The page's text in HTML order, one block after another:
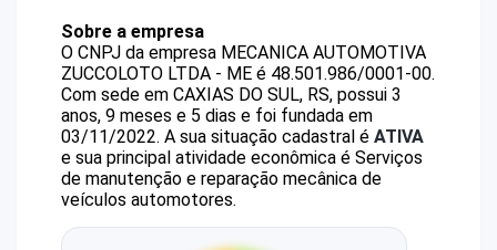
Sobre a empresa
O CNPJ da empresa MECANICA AUTOMOTIVA
ZUCCOLOTO LTDA - ME é 48.501.986/0001-00.
Com sede em CAXIAS DO SUL, RS, possui 3
anos, 9 meses e 5 dias e foi fundada em
03/11/2022. A sua situação cadastral é ATIVA
e sua principal atividade econômica é Serviços
de manutenção e reparação mecânica de
veículos automotores.